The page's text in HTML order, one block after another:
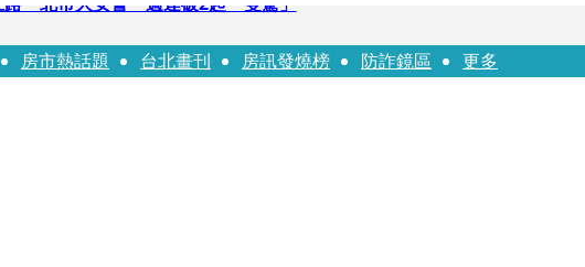
夏浦洋組「神隊友」 邱以太、林亭莉熱血狂奔殺青淚崩
房市熱話題 台北畫刊 房訊發燒榜 防詐鏡區 更多